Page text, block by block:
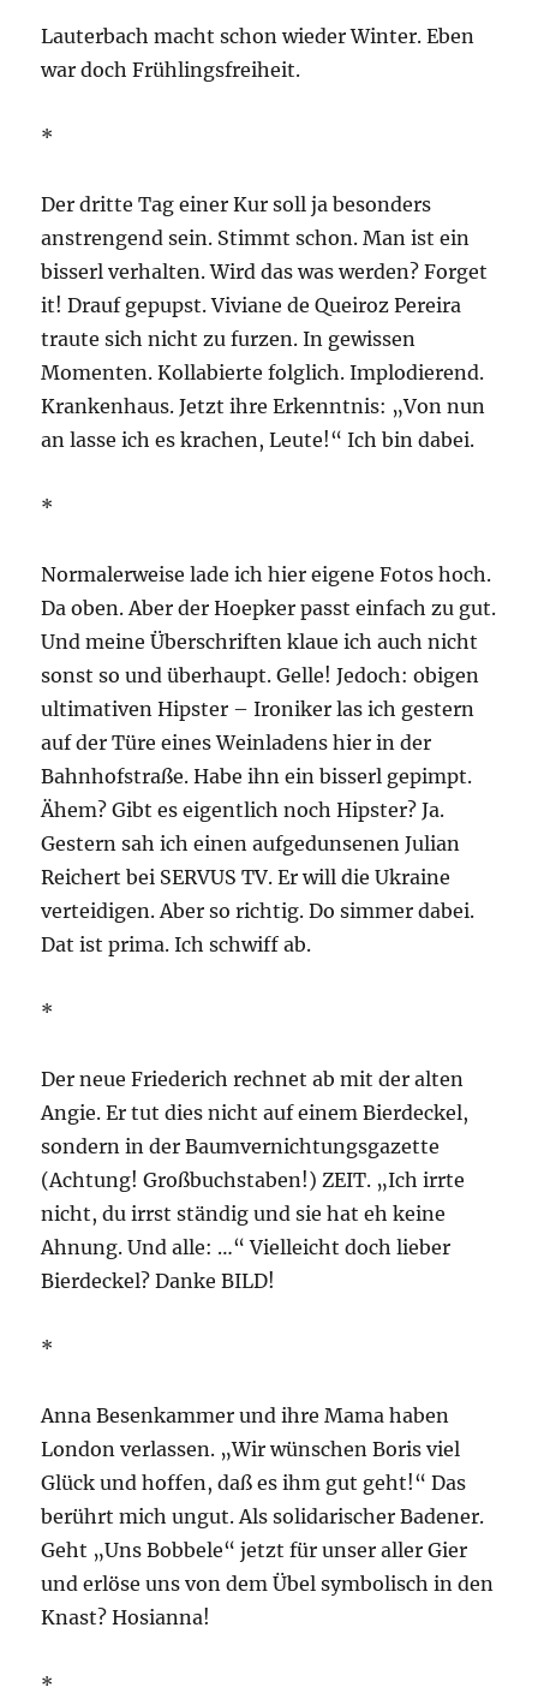
Lauterbach macht schon wieder Winter. Eben
war doch Frühlingsfreiheit.
*
Der dritte Tag einer Kur soll ja besonders
anstrengend sein. Stimmt schon. Man ist ein
bisserl verhalten. Wird das was werden? Forget
it! Drauf gepupst. Viviane de Queiroz Pereira
traute sich nicht zu furzen. In gewissen
Momenten. Kollabierte folglich. Implodierend.
Krankenhaus. Jetzt ihre Erkenntnis: „Von nun
an lasse ich es krachen, Leute!“ Ich bin dabei.
*
Normalerweise lade ich hier eigene Fotos hoch.
Da oben. Aber der Hoepker passt einfach zu gut.
Und meine Überschriften klaue ich auch nicht
sonst so und überhaupt. Gelle! Jedoch: obigen
ultimativen Hipster – Ironiker las ich gestern
auf der Türe eines Weinladens hier in der
Bahnhofstraße. Habe ihn ein bisserl gepimpt.
Ähem? Gibt es eigentlich noch Hipster? Ja.
Gestern sah ich einen aufgedunsenen Julian
Reichert bei SERVUS TV. Er will die Ukraine
verteidigen. Aber so richtig. Do simmer dabei.
Dat ist prima. Ich schwiff ab.
*
Der neue Friederich rechnet ab mit der alten
Angie. Er tut dies nicht auf einem Bierdeckel,
sondern in der Baumvernichtungsgazette
(Achtung! Großbuchstaben!) ZEIT. „Ich irrte
nicht, du irrst ständig und sie hat eh keine
Ahnung. Und alle: …“ Vielleicht doch lieber
Bierdeckel? Danke BILD!
*
Anna Besenkammer und ihre Mama haben
London verlassen. „Wir wünschen Boris viel
Glück und hoffen, daß es ihm gut geht!“ Das
berührt mich ungut. Als solidarischer Badener.
Geht „Uns Bobbele“ jetzt für unser aller Gier
und erlöse uns von dem Übel symbolisch in den
Knast? Hosianna!
*